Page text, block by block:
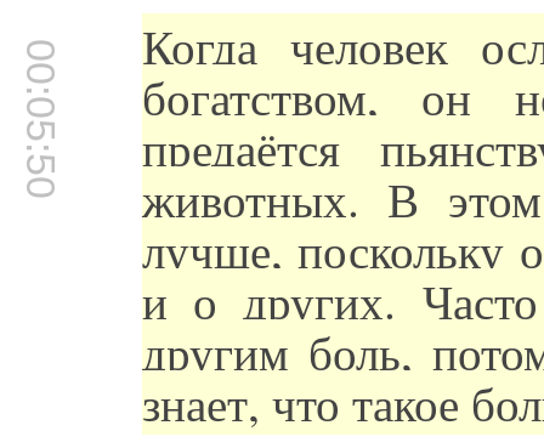
00:05:50 Когда человек
богатством, он
предаётся
животных. В
лучше, поскольку
и о других.
другим боль,
знает, что такое